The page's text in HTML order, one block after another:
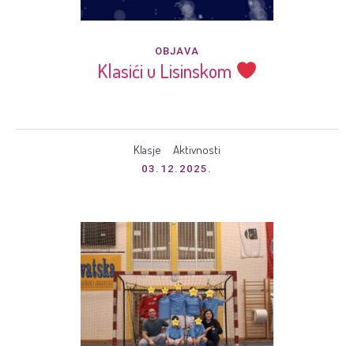
OBJAVA
Klasići u Lisinskom
Klasje Aktivnosti
03.12.2025.